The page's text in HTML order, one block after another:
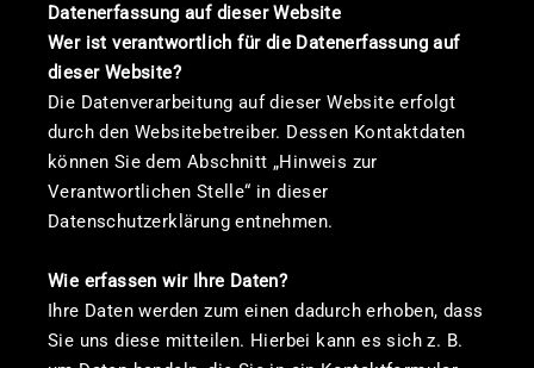
Datenerfassung auf dieser Website
Wer ist verantwortlich für die Datenerfassung auf
dieser Website?
Die Datenverarbeitung auf dieser Website erfolgt
durch den Websitebetreiber. Dessen Kontaktdaten
können Sie dem Abschnitt „Hinweis zur
Verantwortlichen Stelle“ in dieser
Datenschutzerklärung entnehmen.
Wie erfassen wir Ihre Daten?
Ihre Daten werden zum einen dadurch erhoben, dass
Sie uns diese mitteilen. Hierbei kann es sich z. B.